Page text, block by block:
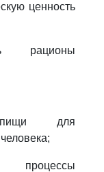
ценность
рационы
для
процессы